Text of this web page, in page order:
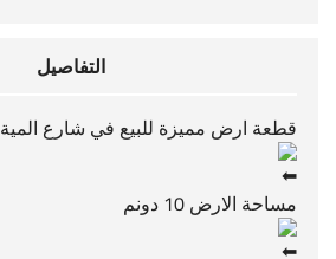
التفاصيل
قطعة ارض مميزة للبيع في شارع المية
مساحة الارض 10 دونم